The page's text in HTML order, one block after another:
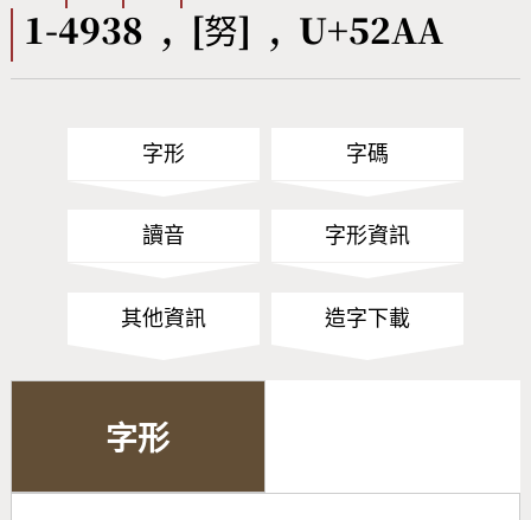
CNS查詢 Unicode查詢
1-4938 , [努] , U+52AA
字形 字碼
讀音 字形資訊
其他資訊 造字下載
字形